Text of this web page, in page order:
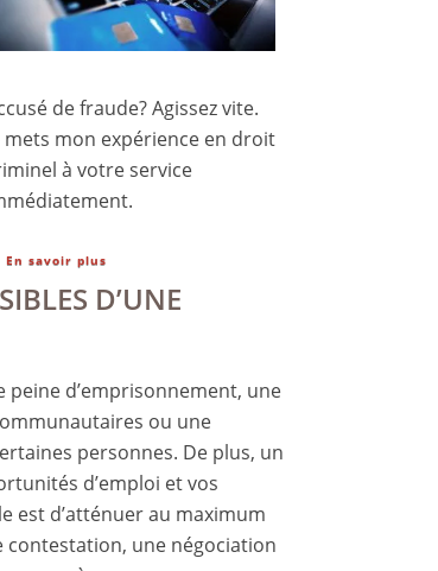
de fraude? Agissez vite.
mets mon expérience en droit
à votre service
En savoir plus
D’UNE
peine d’emprisonnement, une
ou une
personnes. De plus, un
d’emploi et vos
est d’atténuer au maximum
contestation, une négociation